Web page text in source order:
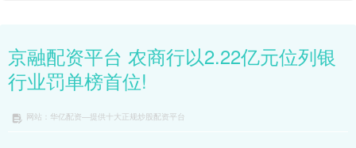
京融配资平台 农商行以2.22亿元位列银
行业罚单榜首位!
网站：华亿配资—提供十大正规炒股配资平台